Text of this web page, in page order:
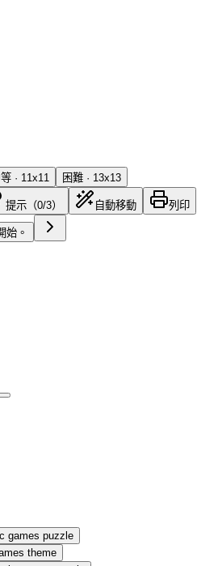
· 11x11 困難 · 13x13
提示（0/3） 自動移動 列印
始。
games puzzle
theme